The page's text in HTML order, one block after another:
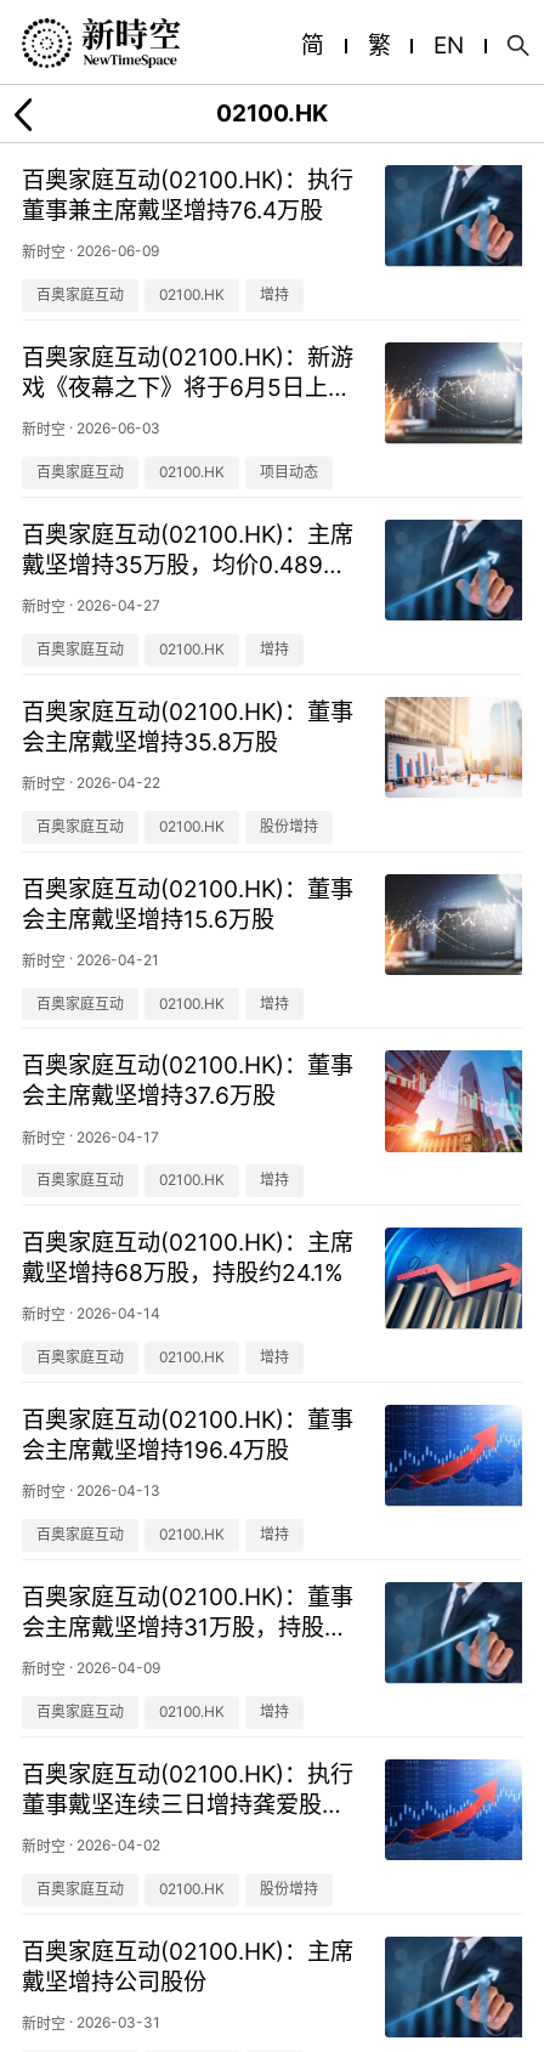
简 繁 EN
02100.HK
百奥家庭互动(02100.HK)：执行
董事兼主席戴坚增持76.4万股
新时空 · 2026-06-09
百奥家庭互动 02100.HK 增持
百奥家庭互动(02100.HK)：新游
戏《夜幕之下》将于6月5日上
线，全平台预约超千万
新时空 · 2026-06-03
百奥家庭互动 02100.HK 项目动态
百奥家庭互动(02100.HK)：主席
戴坚增持35万股，均价0.489港
元
新时空 · 2026-04-27
百奥家庭互动 02100.HK 增持
百奥家庭互动(02100.HK)：董事
会主席戴坚增持35.8万股
新时空 · 2026-04-22
百奥家庭互动 02100.HK 股份增持
百奥家庭互动(02100.HK)：董事
会主席戴坚增持15.6万股
新时空 · 2026-04-21
百奥家庭互动 02100.HK 增持
百奥家庭互动(02100.HK)：董事
会主席戴坚增持37.6万股
新时空 · 2026-04-17
百奥家庭互动 02100.HK 增持
百奥家庭互动(02100.HK)：主席
戴坚增持68万股，持股约24.1%
新时空 · 2026-04-14
百奥家庭互动 02100.HK 增持
百奥家庭互动(02100.HK)：董事
会主席戴坚增持196.4万股
新时空 · 2026-04-13
百奥家庭互动 02100.HK 增持
百奥家庭互动(02100.HK)：董事
会主席戴坚增持31万股，持股比
例升至24%
新时空 · 2026-04-09
百奥家庭互动 02100.HK 增持
百奥家庭互动(02100.HK)：执行
董事戴坚连续三日增持龚爱股
份，合计购入99.6万股
新时空 · 2026-04-02
百奥家庭互动 02100.HK 股份增持
百奥家庭互动(02100.HK)：主席
戴坚增持公司股份
新时空 · 2026-03-31